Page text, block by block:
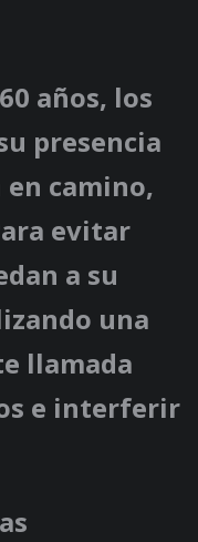
años, los
presencia
camino,
evitar
a su
una
llamada
e interferir